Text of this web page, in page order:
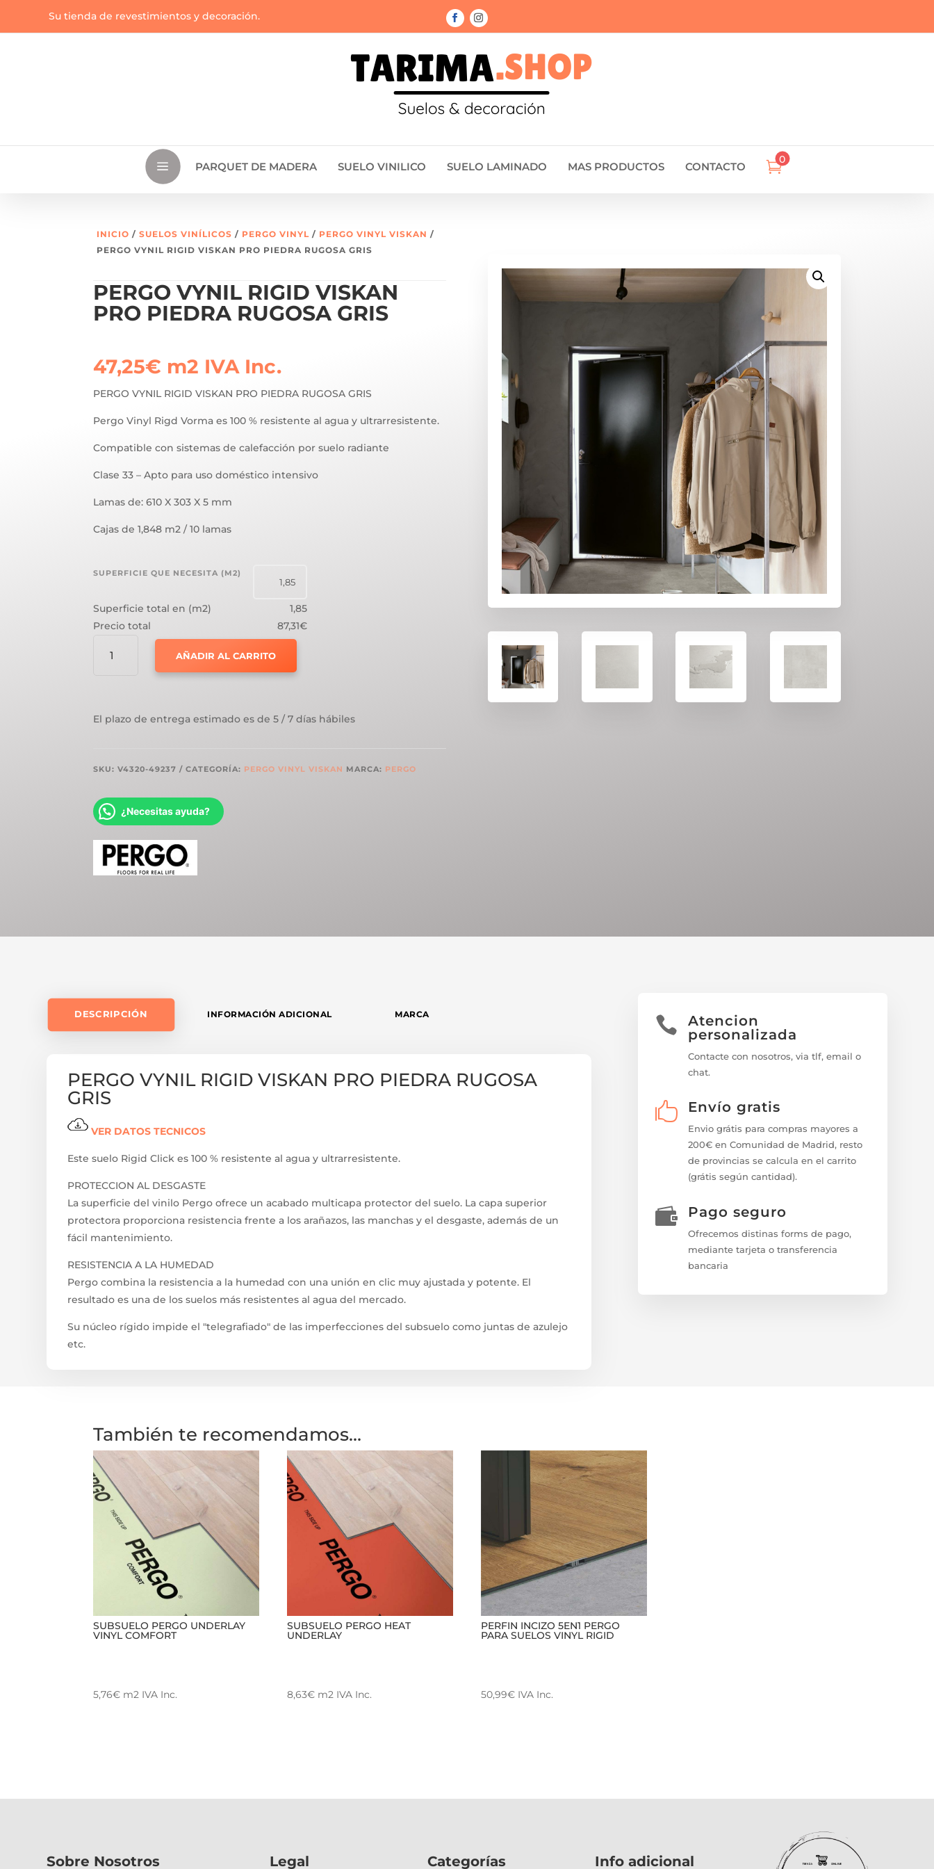
Su tienda de revestimientos y decoración.
a PARQUET DE MADERA SUELO VINILICO SUELO LAMINADO MAS PRODUCTOS CONTACTO 0
INICIO /SUELOS VINÍLICOS / PERGO VINYL / PERGO VINYL VISKAN /
PERGO VYNIL RIGID VISKAN PRO PIEDRA RUGOSA GRIS
PERGO VYNIL RIGID VISKAN
PRO PIEDRA RUGOSA GRIS
47,25€ m2 IVA Inc.
PERGO VYNIL RIGID VISKAN PRO PIEDRA RUGOSA GRIS
Pergo Vinyl Rigd Vorma es 100 % resistente al agua y ultrarresistente.
Compatible con sistemas de calefacción por suelo radiante
Clase 33 – Apto para uso doméstico intensivo
Lamas de: 610 X 303 X 5 mm
Cajas de 1,848 m2 / 10 lamas
SUPERFICIE QUE NECESITA (M2)
Superficie total en (m2)
1,85
Precio total
87,31€
VYNIL
PIEDRA
CANTIDAD
AÑADIR AL CARRITO
El plazo de entrega estimado es de 5 / 7 días hábiles
SKU:V4320-49237 CATEGORÍA: PERGO VINYL VISKAN MARCA: PERGO
¿Necesitas ayuda?
DESCRIPCIÓN INFORMACIÓN ADICIONAL MARCA
PERGO VYNIL RIGID VISKAN PRO PIEDRA RUGOSA
GRIS
VER DATOS TECNICOS
Este suelo Rigid Click es 100 % resistente al agua y ultrarresistente.
PROTECCION AL DESGASTE
La superficie del vinilo Pergo ofrece un acabado multicapa protector del suelo. La capa superior
protectora proporciona resistencia frente a los arañazos, las manchas y el desgaste, además de un
fácil mantenimiento.
RESISTENCIA A LA HUMEDAD
Pergo combina la resistencia a la humedad con una unión en clic muy ajustada y potente. El
resultado es una de los suelos más resistentes al agua del mercado.
Su núcleo rígido impide el "telegrafiado" de las imperfecciones del subsuelo como juntas de azulejo
etc.

Atencion
personalizada
Contacte con nosotros, via tlf, email o
chat.
 Envío gratis
Envio grátis para compras mayores a
200€ en Comunidad de Madrid, resto
de provincias se calcula en el carrito
(grátis según cantidad).
 Pago seguro
Ofrecemos distinas forms de pago,
mediante tarjeta o transferencia
bancaria
También te recomendamos…
SUBSUELO PERGO UNDERLAY
VINYL COMFORT
5,76€ m2 IVA Inc.
SUBSUELO PERGO HEAT
UNDERLAY
8,63€ m2 IVA Inc.
PERFIN INCIZO 5EN1 PERGO
PARA SUELOS VINYL RIGID
50,99€ IVA Inc.
Sobre Nosotros Legal
Categorías
Info adicional